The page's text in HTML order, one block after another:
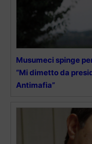
Musumeci spinge
“Mi dimetto da
Antimafia”